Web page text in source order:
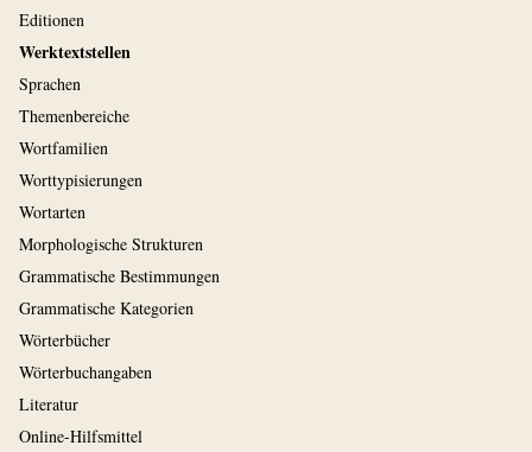
Editionen
Werktextstellen
Sprachen
Themenbereiche
Wortfamilien
Worttypisierungen
Wortarten
Morphologische Strukturen
Grammatische Bestimmungen
Grammatische Kategorien
Wörterbücher
Wörterbuchangaben
Literatur
Online-Hilfsmittel